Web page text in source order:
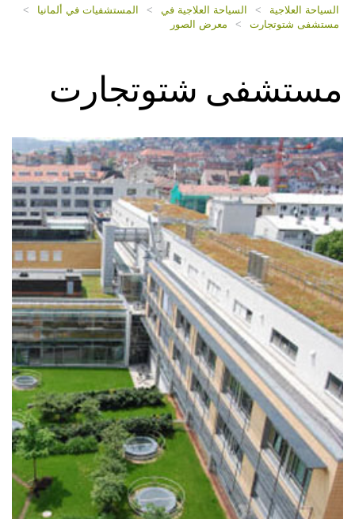
السياحة العلاجية > السياحة العلاجية في > المستشفيات في ألمانيا
>
مستشفى شتوتجارت
> معرض الصور
مستشفى شتوتجارت